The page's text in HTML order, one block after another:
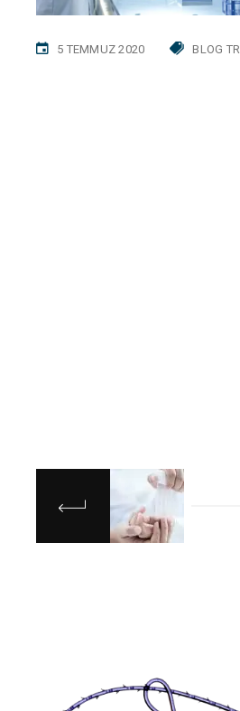
5 TEMMUZ 2020 BLOG TR